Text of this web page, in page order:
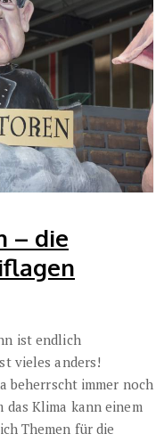
– die
ist endlich
vieles anders!
beherrscht immer noch
das Klima kann einem
Themen für die